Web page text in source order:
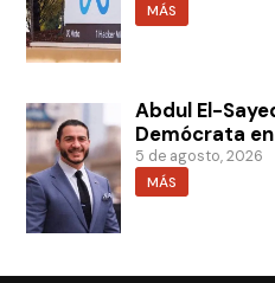
MÁS
Abdul El-
Demócrata
5 de agosto, 2026
MÁS